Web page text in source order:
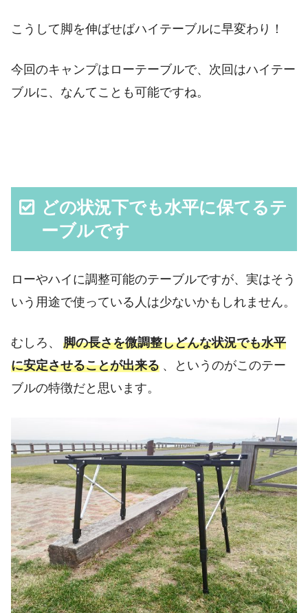
こうして脚を伸ばせばハイテーブルに早変わり！
今回のキャンプはローテーブルで、次回はハイテー
ブルに、なんてことも可能ですね。
どの状況下でも水平に保てるテ
ーブルです
ローやハイに調整可能のテーブルですが、実はそう
いう用途で使っている人は少ないかもしれません。
むしろ、
脚の長さを微調整しどんな状況でも水平
に安定させることが出来る 、というのがこのテー
ブルの特徴だと思います。